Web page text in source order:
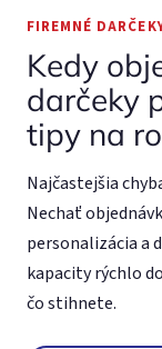
FIREMNÉ
Kedy
darčeky
tipy na
Najčastejšia
Nechať
personalizácia a
kapacity rýchlo
čo stihnete.